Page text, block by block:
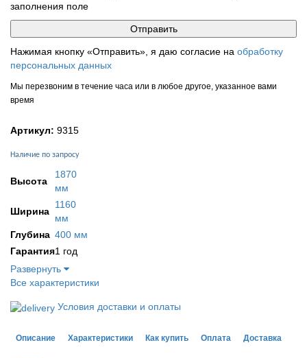
заполнения поле
Нажимая кнопку «Отправить», я даю согласие на обработку
персональных данных
Мы перезвоним в течение часа или в любое другое, указанное вами
время
Артикул: 9315
Наличие по запросу
Высота
1870
мм
Ширина
1160
мм
Глубина 400 мм
Гарантия1 год
Развернуть
Все характеристики
Условия доставки и оплаты
Описание Характеристики Как купить Оплата Доставка